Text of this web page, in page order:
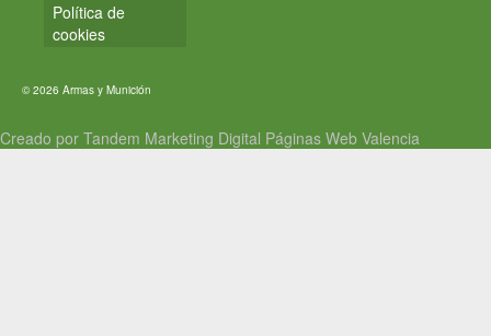
Política de
cookies
© 2026 Armas y Munición
Creado por Tandem Marketing Digital Páginas Web Valencia